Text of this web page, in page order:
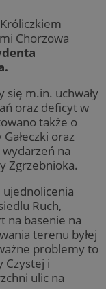
Chorzowa
się m.in. uchwały
oraz deficyt w
także o
oraz
na
Zgrzebnioka.
ujednolicenia
Ruch,
na basenie na
terenu byłej
problemy to
Czystej i
ulic na